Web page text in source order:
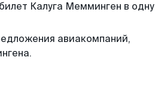
Калуга Мемминген в одну
авиакомпаний,